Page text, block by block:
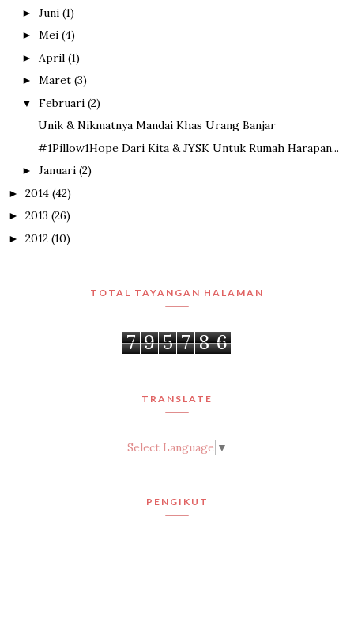
► Juni (1)
► Mei (4)
► April (1)
► Maret (3)
▼ Februari (2)
Unik & Nikmatnya Mandai Khas Urang Banjar
#1Pillow1Hope Dari Kita & JYSK Untuk Rumah Harapan...
► Januari (2)
► 2014 (42)
► 2013 (26)
► 2012 (10)
TOTAL TAYANGAN HALAMAN
7 9 5 7 8 6
TRANSLATE
Select Language ▼
PENGIKUT